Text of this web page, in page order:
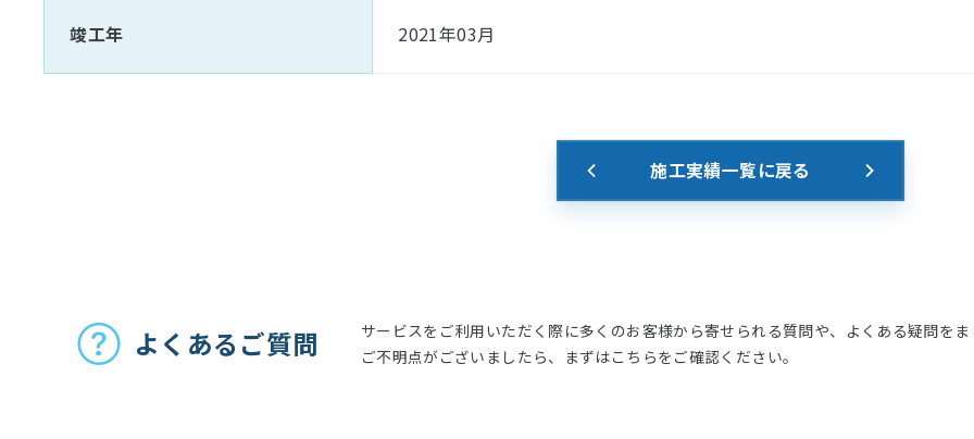
竣工年 2021年03月
施工実績一覧に戻る
よくあるご質問
サービスをご利用いただく際に多くのお客様から寄せられる質問や、よくある疑問をま
ご不明点がございましたら、まずはこちらをご確認ください。